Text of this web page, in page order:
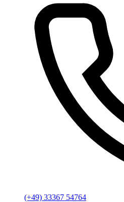
(+49) 33367 54764